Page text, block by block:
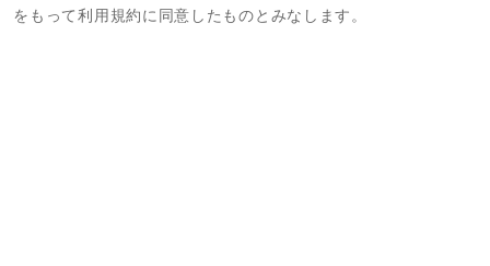
をもって利用規約に同意したものとみなします。